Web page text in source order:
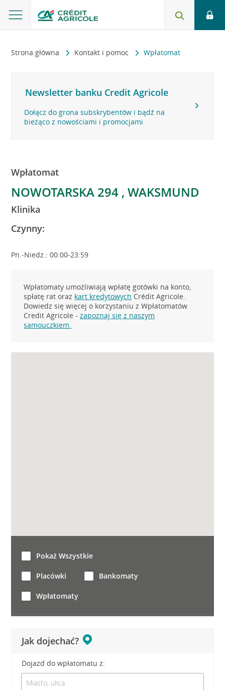
Strona główna Kontakt i pomoc Wpłatomat
Newsletter banku Credit Agricole
Dołącz do grona subskrybentów i bądź na
bieżąco z nowościami i promocjami
Wpłatomat
NOWOTARSKA 294 , WAKSMUND
Klinika
Czynny:
Pn.-Niedz.: 00:00-23:59
Wpłatomaty umożliwiają wpłatę gotówki na konto,
spłatę rat oraz kart kredytowych Crédit Agricole.
Dowiedz się więcej o korzystaniu z Wpłatomatów
Credit Agricole -zapoznaj się z naszym
samouczkiem.
Jak dojechać?
Dojazd do wpłatomatu z:
Pokaż Wszystkie
Placówki Bankomaty
Wpłatomaty